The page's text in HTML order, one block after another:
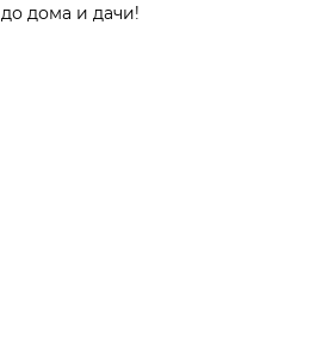
дома и дачи!